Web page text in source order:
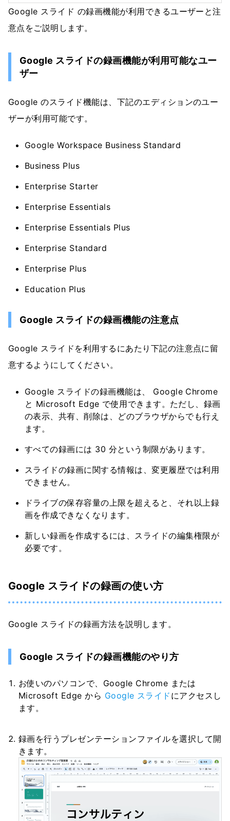
Google スライド の録画機能が利用できるユーザーと注
意点をご説明します。
Google スライドの録画機能が利用可能なユー
ザー
Google のスライド機能は、下記のエディションのユー
ザーが利用可能です。
Google Workspace Business Standard
Business Plus
Enterprise Starter
Enterprise Essentials
Enterprise Essentials Plus
Enterprise Standard
Enterprise Plus
Education Plus
Google スライドの録画機能の注意点
Google スライドを利用するにあたり下記の注意点に留
意するようにしてください。
Google スライドの録画機能は、 Google Chrome
と Microsoft Edge で使用できます。ただし、録画
の表示、共有、削除は、どのブラウザからでも行え
ます。
すべての録画には 30 分という制限があります。
スライドの録画に関する情報は、変更履歴では利用
できません。
ドライブの保存容量の上限を超えると、それ以上録
画を作成できなくなります。
新しい録画を作成するには、スライドの編集権限が
必要です。
Google スライドの録画の使い方
Google スライドの録画方法を説明します。
Google スライドの録画機能のやり方
お使いのパソコンで、Google Chrome または
Microsoft Edge から Google スライド にアクセスし
ます。
録画を行うプレゼンテーションファイルを選択して開
きます。